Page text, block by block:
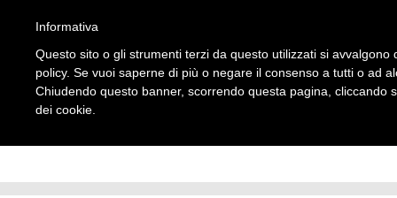
Informativa
Questo sito o gli strumenti terzi da questo utilizzati si
policy. Se vuoi saperne di più o negare il consenso a tutti o ad
Chiudendo questo banner, scorrendo questa pagina, cliccando
dei cookie.